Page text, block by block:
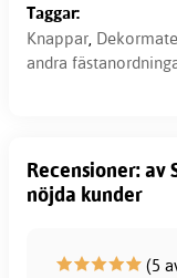
Taggar:
Knappar,
andra
Recensioner: av
nöjda kunder
(5